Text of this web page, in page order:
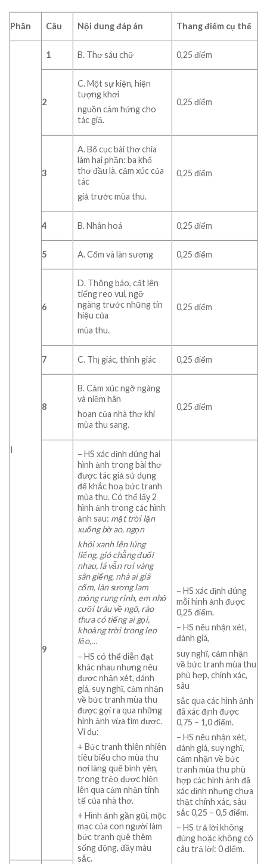
Phần Câu Nội dungđáp án Thangđiểm cụ thể
I
1 B. Thơ sáu chữ 0,25 điểm
2
C. Một sự kiện, hiện
tượng khơi
nguồn cảm hứng cho
tác giả.
0,25 điểm
3
A. Bố cục bài thơ chia
làm hai phần: ba khổ
thơ đầu là. cảm xúc của
tác
giả trước mùa thu.
0,25 điểm
4 B. Nhân hoá 0,25 điểm
5 A. Cốm và làn sương 0,25 điểm
6
D. Thông báo, cất lên
tiếng reo vui, ngỡ
ngàng trước những tín
hiệu của
mùa thu.
0,25 điểm
7 C. Thị giác, thính giác 0,25 điểm
8
B. Cảm xúc ngỡ ngàng
và niềm hân
hoan của nhà thơ khi
mùa thu sang.
0,25 điểm
9
– HS xác định đúng hai
hình ảnh trong bài thơ
được tác giả sử dụng
để khắc hoạ bức tranh
mùa thu. Có thể lấy 2
hình ảnh trong các hình
ảnh sau: mặt trời lặn
xuống bờ ao, ngọn
khói xanh lên lúng
liếng, gió chẳng đuổi
nhau, lá vẫn rơi vàng
sân giếng, nhà ai giã
cốm, làn sương lam
mỏng rung rinh, em nhỏ
cưỡi trâu về ngõ, rào
thưa có tiếng ai gọi,
khoảng trời trong leo
lẻo,…
– HS có thể diễn đạt
khác nhau nhưng nêu
được nhận xét, đánh
giá, suy nghĩ, cảm nhận
về bức tranh mùa thu
được gợi ra qua những
hình ảnh vừa tìm được.
Ví dụ:
+ Bức tranh thiên nhiên
tiêu biểu cho mùa thu
nơi làng quê bình yên,
trong trẻo được hiện
lên qua cảm nhận tinh
tế của nhà thơ.
+ Hình ảnh gần gũi, mộc
mạc của con người làm
bức tranh quê thêm
sống động, đầy màu
sắc.
– HS xác định đúng
mỗi hình ảnh được
0,25 điểm.
– HS nêu nhận xét,
đánh giá,
suy nghĩ, cảm nhận
về bức tranh mùa thu
phù hợp, chính xác,
sâu
sắc qua các hình ảnh
đã xác định được
0,75 – 1,0 điểm.
– HS nêu nhận xét,
đánh giá, suy nghĩ,
cảm nhận về bức
tranh mùa thu phù
hợp các hình ảnh đã
xác định nhưng chưa
thật chính xác, sâu
sắc 0,25 – 0,5 điểm.
– HS trả lời không
đúng hoặc không có
câu trả lời: 0 điểm.